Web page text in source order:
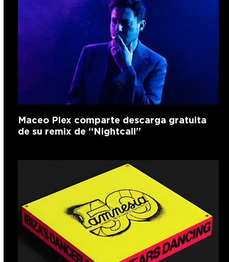
Maceo Plex comparte descarga gratuita
de su remix de “Nightcall”